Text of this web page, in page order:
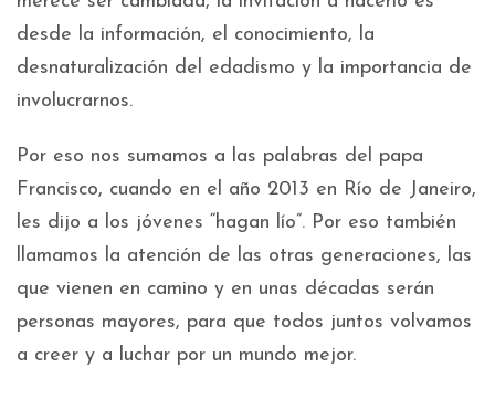
desde la información, el conocimiento, la
desnaturalización del edadismo y la importancia de
involucrarnos.
Por eso nos sumamos a las palabras del papa
Francisco, cuando en el año 2013 en Río de Janeiro,
les dijo a los jóvenes “hagan lío”. Por eso también
llamamos la atención de las otras generaciones, las
que vienen en camino y en unas décadas serán
personas mayores, para que todos juntos volvamos
a creer y a luchar por un mundo mejor.